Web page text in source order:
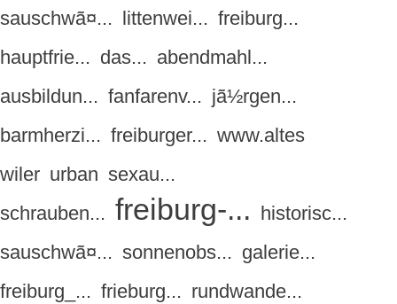
sauschwã¤... littenwei... freiburg...
hauptfrie... das... abendmahl...
ausbildun... fanfarenv... jã½rgen...
barmherzi... freiburger... www.altes
wiler urban sexau...
schrauben... freiburg-... historisc...
sauschwã¤... sonnenobs... galerie...
freiburg_... frieburg... rundwande...